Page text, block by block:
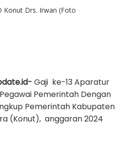
Konut Drs. Irwan (Foto
Gaji ke-13 Aparatur
Pemerintah Dengan
Pemerintah Kabupaten
(Konut), anggaran 2024